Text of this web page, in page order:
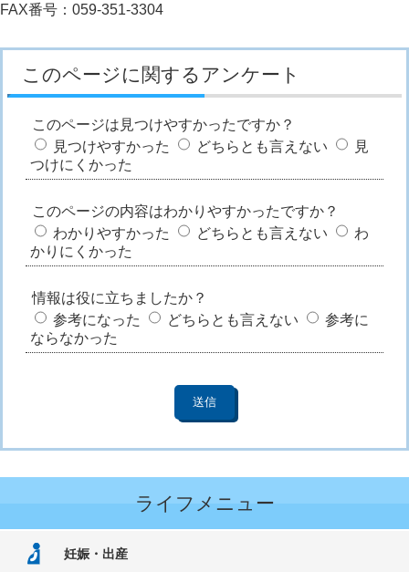
FAX番号：059-351-3304
このページに関するアンケート
このページは見つけやすかったですか？
見つけやすかった
どちらとも言えない
見
つけにくかった
このページの内容はわかりやすかったですか？
わかりやすかった
どちらとも言えない
わ
かりにくかった
情報は役に立ちましたか？
参考になった
どちらとも言えない
参考に
ならなかった
ライフメニュー
妊娠・出産